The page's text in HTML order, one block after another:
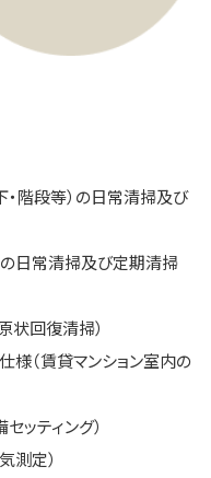
・階段等）の日常清掃及び
の日常清掃及び定期清掃
状回復清掃）
様（賃貸マンション室内の
ッティング）
測定）